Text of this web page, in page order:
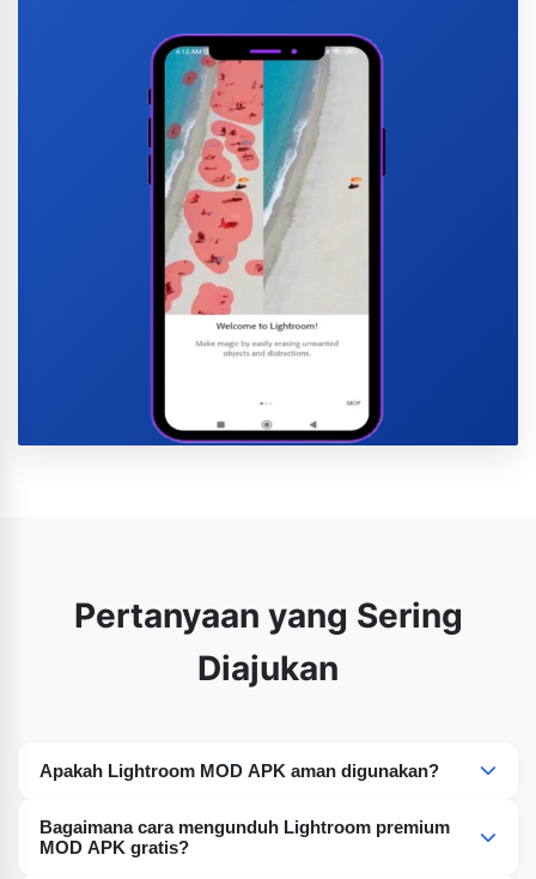
Pertanyaan yang Sering
Diajukan
Apakah Lightroom MOD APK aman digunakan?
tepercaya.
Bagaimana cara mengunduh Lightroom premium
MOD APK gratis?